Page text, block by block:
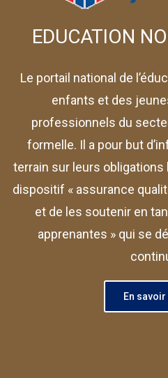
EDUCATION
Le portail national de
enfants et des
professionnels du
formelle. Il a pour but
terrain sur leurs obligations
dispositif « assurance
et de les soutenir en
apprenantes » qui se
En